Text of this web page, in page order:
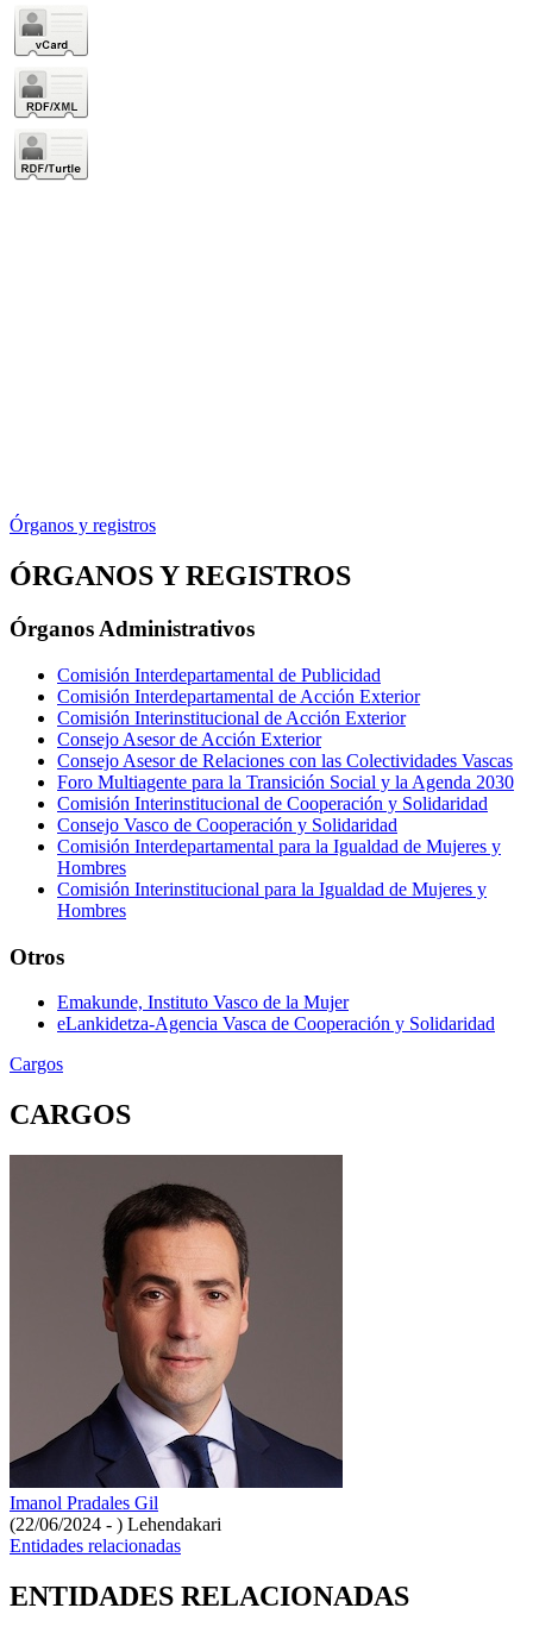
Órganos y registros
ÓRGANOS Y REGISTROS
Órganos Administrativos
Comisión Interdepartamental de Publicidad
Comisión Interdepartamental de Acción Exterior
Comisión Interinstitucional de Acción Exterior
Consejo Asesor de Acción Exterior
Consejo Asesor de Relaciones con las Colectividades Vascas
Foro Multiagente para la Transición Social y la Agenda 2030
Comisión Interinstitucional de Cooperación y Solidaridad
Consejo Vasco de Cooperación y Solidaridad
Comisión Interdepartamental para la Igualdad de Mujeres y
Hombres
Comisión Interinstitucional para la Igualdad de Mujeres y
Hombres
Otros
Emakunde, Instituto Vasco de la Mujer
eLankidetza-Agencia Vasca de Cooperación y Solidaridad
Cargos
CARGOS
Imanol Pradales Gil
(22/06/2024 - ) Lehendakari
Entidades relacionadas
ENTIDADES RELACIONADAS